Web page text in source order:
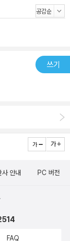
동아일보》1965년 6
』 주인공인 ‘남지
다. 『시장과 전장』
가의 고향이기도 한
서 벗어나 있는 것
해 더 치열하게 돈과
들끓는 다양한 인간
만, 그 여파는 각 개
. 어떤 이는 가족을
쓰기
사 안내 PC 버전
FAQ